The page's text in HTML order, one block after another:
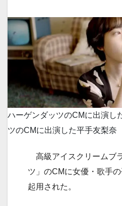
ハーゲンダッツのCMに出演し
ツのCMに出演した平手友梨奈
高級アイスクリームブ
ツ」のCMに女優・歌手
起用された。